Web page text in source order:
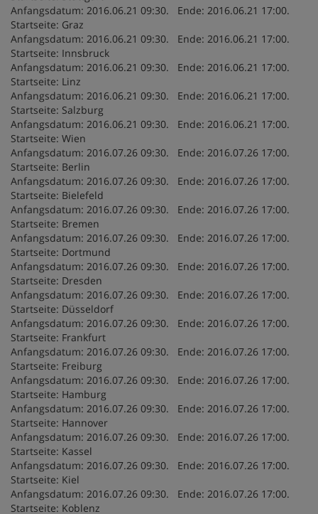
Anfangsdatum: 2016.06.21 09:30. Ende: 2016.06.21 17:00.
Startseite: Graz
Anfangsdatum: 2016.06.21 09:30. Ende: 2016.06.21 17:00.
Startseite: Innsbruck
Anfangsdatum: 2016.06.21 09:30. Ende: 2016.06.21 17:00.
Startseite: Linz
Anfangsdatum: 2016.06.21 09:30. Ende: 2016.06.21 17:00.
Startseite: Salzburg
Anfangsdatum: 2016.06.21 09:30. Ende: 2016.06.21 17:00.
Startseite: Wien
Anfangsdatum: 2016.07.26 09:30. Ende: 2016.07.26 17:00.
Startseite: Berlin
Anfangsdatum: 2016.07.26 09:30. Ende: 2016.07.26 17:00.
Startseite: Bielefeld
Anfangsdatum: 2016.07.26 09:30. Ende: 2016.07.26 17:00.
Startseite: Bremen
Anfangsdatum: 2016.07.26 09:30. Ende: 2016.07.26 17:00.
Startseite: Dortmund
Anfangsdatum: 2016.07.26 09:30. Ende: 2016.07.26 17:00.
Startseite: Dresden
Anfangsdatum: 2016.07.26 09:30. Ende: 2016.07.26 17:00.
Startseite: Düsseldorf
Anfangsdatum: 2016.07.26 09:30. Ende: 2016.07.26 17:00.
Startseite: Frankfurt
Anfangsdatum: 2016.07.26 09:30. Ende: 2016.07.26 17:00.
Startseite: Freiburg
Anfangsdatum: 2016.07.26 09:30. Ende: 2016.07.26 17:00.
Startseite: Hamburg
Anfangsdatum: 2016.07.26 09:30. Ende: 2016.07.26 17:00.
Startseite: Hannover
Anfangsdatum: 2016.07.26 09:30. Ende: 2016.07.26 17:00.
Startseite: Kassel
Anfangsdatum: 2016.07.26 09:30. Ende: 2016.07.26 17:00.
Startseite: Kiel
Anfangsdatum: 2016.07.26 09:30. Ende: 2016.07.26 17:00.
Startseite: Koblenz